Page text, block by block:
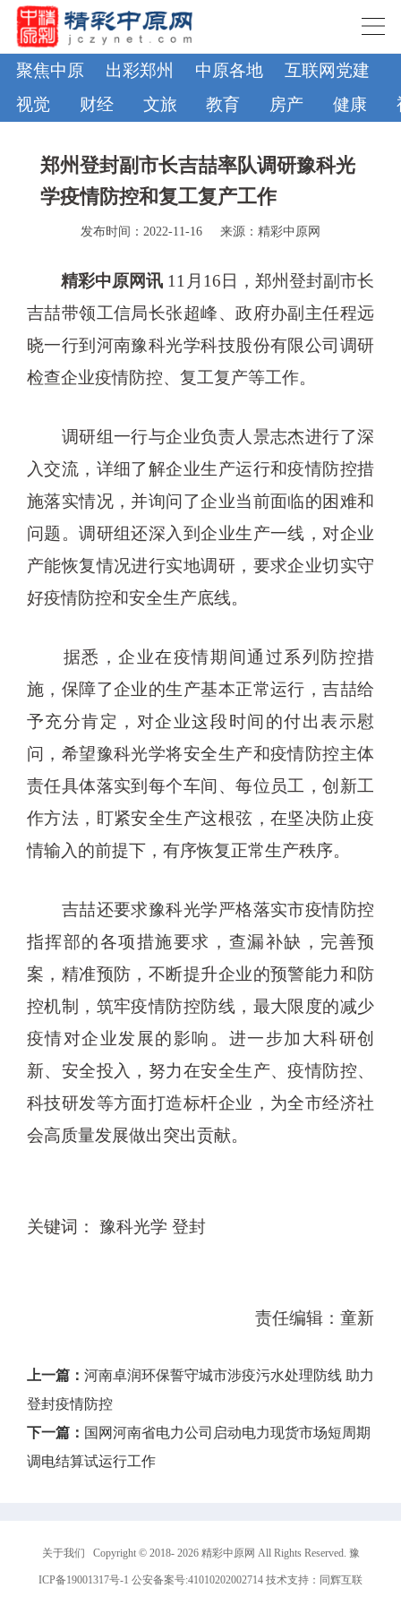
聚焦中原 出彩郑州 中原各地 互联网党建
视觉
财经 文旅 教育 房产 健康
郑州登封副市长吉喆率队调研豫科光
学疫情防控和复工复产工作
发布时间：2022-11-16 来源：精彩中原网
精彩中原网讯 11月16日，郑州登封副市长
吉喆带领工信局长张超峰、政府办副主任程远
晓一行到河南豫科光学科技股份有限公司调研
检查企业疫情防控、复工复产等工作。
调研组一行与企业负责人景志杰进行了深
入交流，详细了解企业生产运行和疫情防控措
施落实情况，并询问了企业当前面临的困难和
问题。调研组还深入到企业生产一线，对企业
产能恢复情况进行实地调研，要求企业切实守
好疫情防控和安全生产底线。
据悉，企业在疫情期间通过系列防控措
施，保障了企业的生产基本正常运行，吉喆给
予充分肯定，对企业这段时间的付出表示慰
问，希望豫科光学将安全生产和疫情防控主体
责任具体落实到每个车间、每位员工，创新工
作方法，盯紧安全生产这根弦，在坚决防止疫
情输入的前提下，有序恢复正常生产秩序。
吉喆还要求豫科光学严格落实市疫情防控
指挥部的各项措施要求，查漏补缺，完善预
案，精准预防，不断提升企业的预警能力和防
控机制，筑牢疫情防控防线，最大限度的减少
疫情对企业发展的影响。进一步加大科研创
新、安全投入，努力在安全生产、疫情防控、
科技研发等方面打造标杆企业，为全市经济社
会高质量发展做出突出贡献。
关键词： 豫科光学 登封
责任编辑：童新
上一篇： 河南卓润环保誓守城市涉疫污水处理防线 助力
登封疫情防控
下一篇： 国网河南省电力公司启动电力现货市场短周期
调电结算试运行工作
关于我们 Copyright © 2018- 2026 精彩中原网 All Rights Reserved. 豫
ICP备19001317号-1 公安备案号:41010202002714 技术支持： 同辉互联